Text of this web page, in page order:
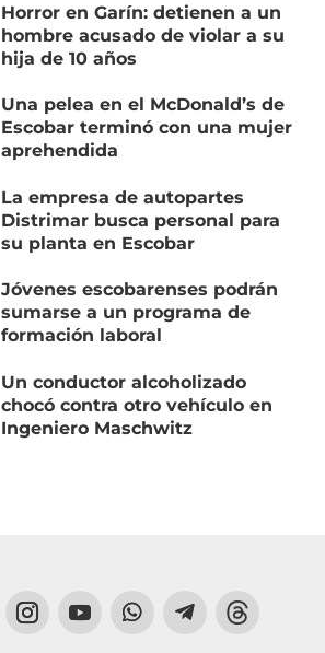
Horror en Garín: detienen a un
hombre acusado de violar a su
hija de 10 años
Una pelea en el McDonald’s de
Escobar terminó con una mujer
aprehendida
La empresa de autopartes
Distrimar busca personal para
su planta en Escobar
Jóvenes escobarenses podrán
sumarse a un programa de
formación laboral
Un conductor alcoholizado
chocó contra otro vehículo en
Ingeniero Maschwitz